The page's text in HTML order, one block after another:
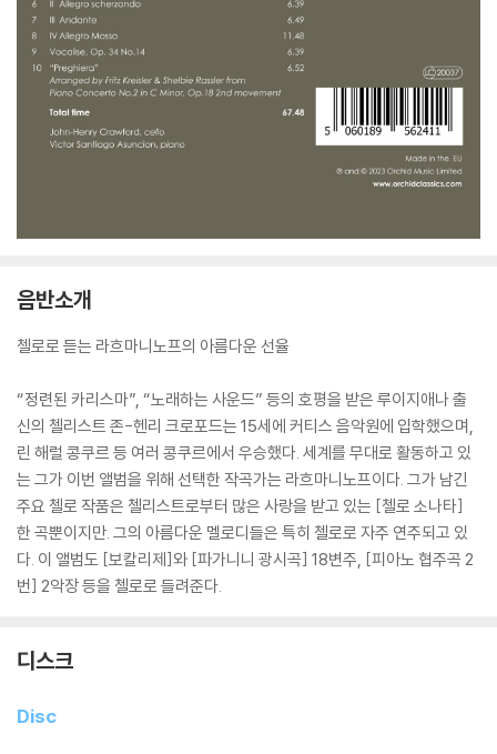
음반소개
첼로로 듣는 라흐마니노프의 아름다운 선율
“정련된 카리스마”, “노래하는 사운드” 등의 호평을 받은 루이지애나 출
신의 첼리스트 존-헨리 크로포드는 15세에 커티스 음악원에 입학했으며,
린 해럴 콩쿠르 등 여러 콩쿠르에서 우승했다. 세계를 무대로 활동하고 있
는 그가 이번 앨범을 위해 선택한 작곡가는 라흐마니노프이다. 그가 남긴
주요 첼로 작품은 첼리스트로부터 많은 사랑을 받고 있는 [첼로 소나타]
한 곡뿐이지만. 그의 아름다운 멜로디들은 특히 첼로로 자주 연주되고 있
다. 이 앨범도 [보칼리제]와 [파가니니 광시곡] 18변주, [피아노 협주곡 2
번] 2악장 등을 첼로로 들려준다.
디스크
Disc